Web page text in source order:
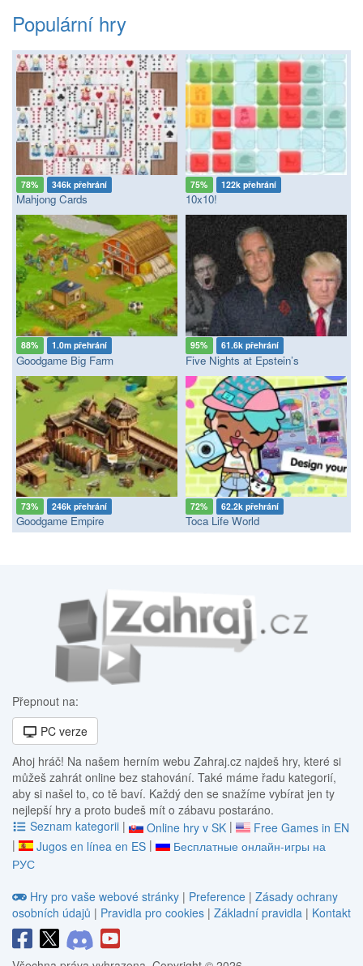
Populární hry
78% 346k přehrání
Mahjong Cards
75% 122k přehrání
10x10!
88% 1.0m přehrání
Goodgame Big Farm
95% 61.6k přehrání
Five Nights at Epstein’s
73% 246k přehrání
Goodgame Empire
72% 62.2k přehrání
Toca Life World
Přepnout na:
PC verze
Ahoj hráč! Na našem herním webu Zahraj.cz najdeš hry, které si
můžeš zahrát online bez stahování. Také máme řadu kategorií,
aby si našel to, co tě baví. Každý den se snažíme vybírat jen ty
nejlepší hry a proto budeš mít o zábavu postaráno.
Seznam kategorii | Online hry v SK |
Free Games in EN
|
Jugos en línea en ES |
Бесплатные онлайн-игры на
РУС
Hry pro vaše webové stránky | Preference | Zásady ochrany
osobních údajů | Pravidla pro cookies | Základní pravidla | Kontakt